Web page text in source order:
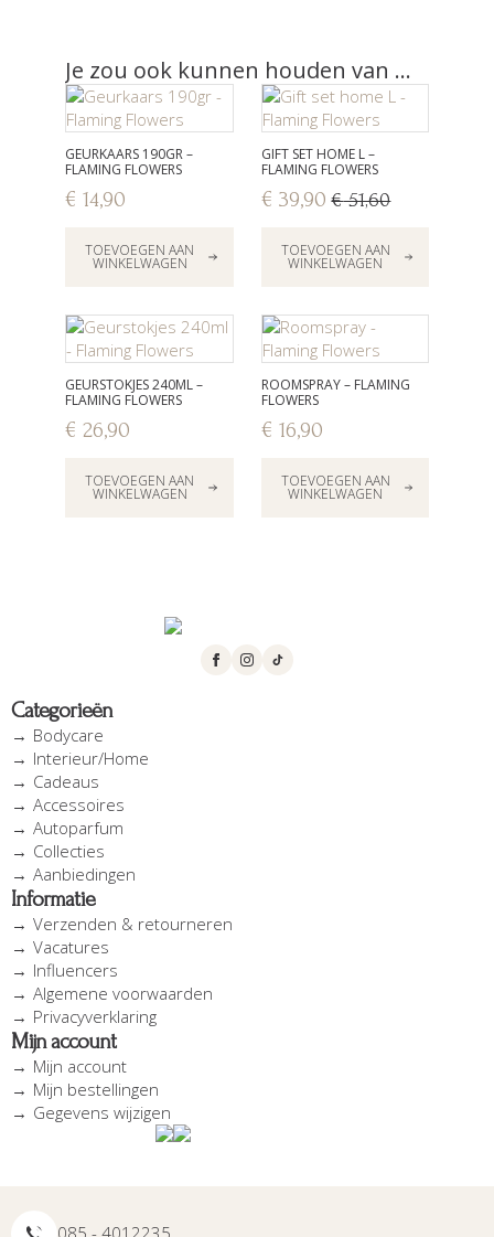
Je zou ook kunnen houden van …
GEURKAARS 190GR –
FLAMING FLOWERS
€ 14,90
TOEVOEGEN AAN
WINKELWAGEN
GIFT SET HOME L –
FLAMING FLOWERS
€51,60
Oorspronkelijke
was:
€ 39,90
Huidige
TOEVOEGEN AAN
WINKELWAGEN
GEURSTOKJES 240ML –
FLAMING FLOWERS
€ 26,90
TOEVOEGEN AAN
WINKELWAGEN
ROOMSPRAY – FLAMING
FLOWERS
€ 16,90
TOEVOEGEN AAN
WINKELWAGEN
Categorieën
Bodycare
Interieur/Home
Cadeaus
Accessoires
Autoparfum
Collecties
Aanbiedingen
Informatie
Verzenden & retourneren
Vacatures
Influencers
Algemene voorwaarden
Privacyverklaring
Mijn account
Mijn account
Mijn bestellingen
Gegevens wijzigen